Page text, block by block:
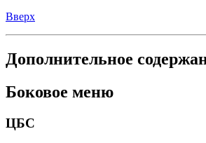
Вверх
Дополнительное
Боковое меню
ЦБС